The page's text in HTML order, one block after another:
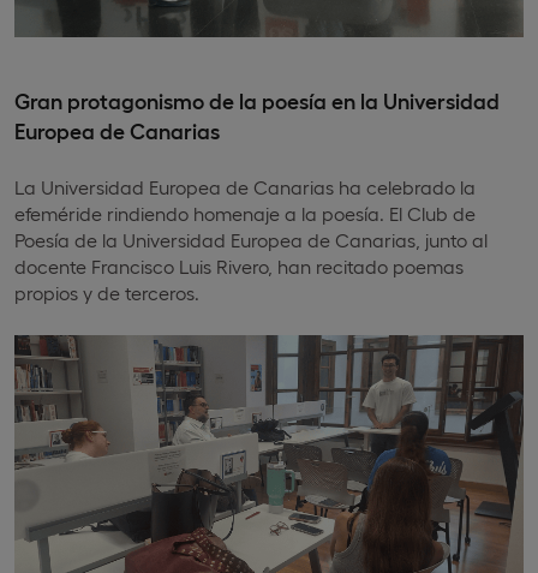
Gran protagonismo de la poesía en la Universidad
Europea de Canarias
La Universidad Europea de Canarias ha celebrado la
efeméride rindiendo homenaje a la poesía. El Club de
Poesía de la Universidad Europea de Canarias, junto al
docente Francisco Luis Rivero, han recitado poemas
propios y de terceros.